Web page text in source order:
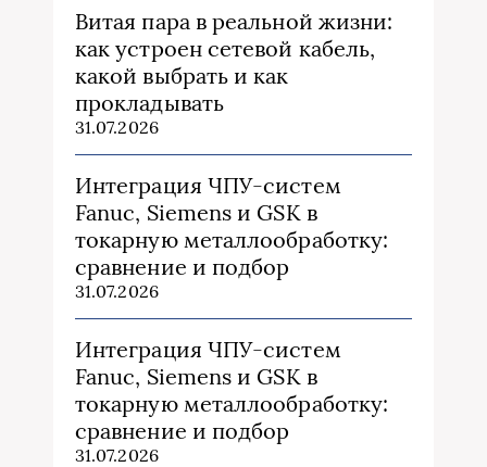
Витая пара в реальной жизни:
как устроен сетевой кабель,
какой выбрать и как
прокладывать
31.07.2026
Интеграция ЧПУ-систем
Fanuc, Siemens и GSK в
токарную металлообработку:
сравнение и подбор
31.07.2026
Интеграция ЧПУ-систем
Fanuc, Siemens и GSK в
токарную металлообработку:
сравнение и подбор
31.07.2026